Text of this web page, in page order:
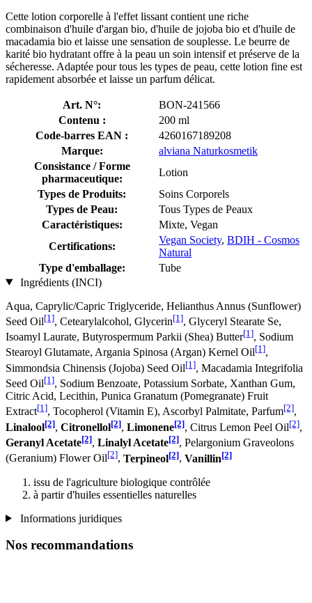
Cette lotion corporelle à l'effet lissant contient une riche
combinaison d'huile d'argan bio, d'huile de jojoba bio et d'huile de
macadamia bio et laisse une sensation de souplesse. Le beurre de
karité bio hydratant offre à la peau un soin intensif et préserve de la
sécheresse. Adaptée pour tous les types de peau, cette lotion fine est
rapidement absorbée et laisse un parfum délicat.
Art. N°:
BON-241566
Contenu :
200 ml
Code-barres EAN :
4260167189208
Marque:
alviana Naturkosmetik
Consistance / Forme
pharmaceutique:
Lotion
Types de Produits:
Soins Corporels
Types de Peau:
Tous Types de Peaux
Caractéristiques:
Mixte, Vegan
Certifications:
Vegan Society, BDIH - Cosmos
Natural
Type d'emballage:
Tube
Ingrédients (INCI)
Aqua, Caprylic/Capric Triglyceride, Helianthus Annus (Sunflower)
Seed Oil[1], Cetearylalcohol, Glycerin[1], Glyceryl Stearate Se,
Isoamyl Laurate, Butyrospermum Parkii (Shea) Butter[1], Sodium
Stearoyl Glutamate, Argania Spinosa (Argan) Kernel Oil[1],
Simmondsia Chinensis (Jojoba) Seed Oil[1], Macadamia Integrifolia
Seed Oil[1], Sodium Benzoate, Potassium Sorbate, Xanthan Gum,
Citric Acid, Lecithin, Punica Granatum (Pomegranate) Fruit
Extract[1], Tocopherol (Vitamin E), Ascorbyl Palmitate, Parfum[2],
Linalool[2], Citronellol[2], Limonene[2], Citrus Lemon Peel Oil[2],
Geranyl Acetate[2], Linalyl Acetate[2], Pelargonium Graveolons
(Geranium) Flower Oil[2], Terpineol[2], Vanillin[2]
issu de l'agriculture biologique contrôlée
à partir d'huiles essentielles naturelles
Informations juridiques
Nos recommandations